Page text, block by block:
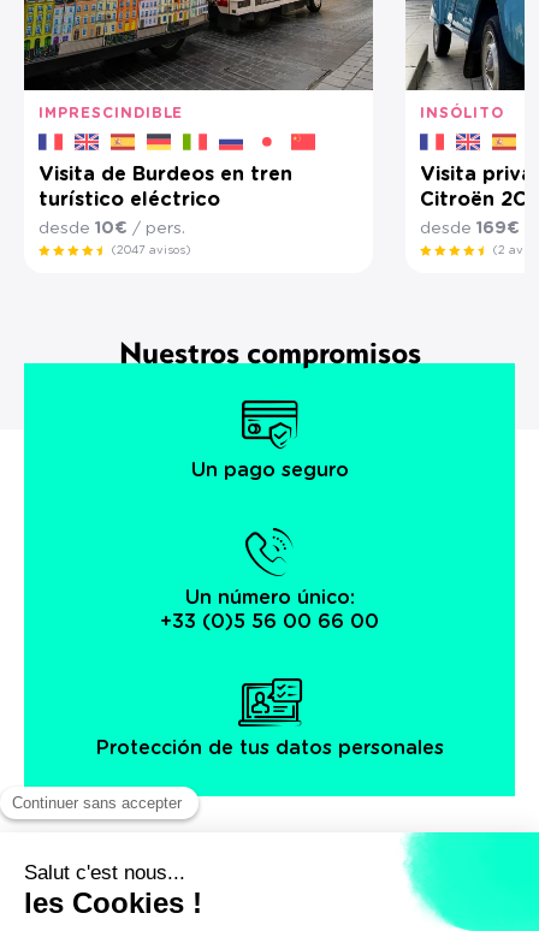
IMPRESCINDIBLE
Visita de Burdeos en tren
turístico eléctrico
desde 10€ / pers.
(2047 avisos)
INSÓLITO
Visita
Citroën
desde169€
(2
Nuestros compromisos
Un pago seguro
Un número único:
+33 (0)5 56 00 66 00
Protección de tus datos personales